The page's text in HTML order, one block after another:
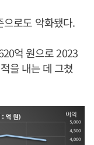
로도 악화됐다.
억 원으로 2023
을 내는 데 그쳤